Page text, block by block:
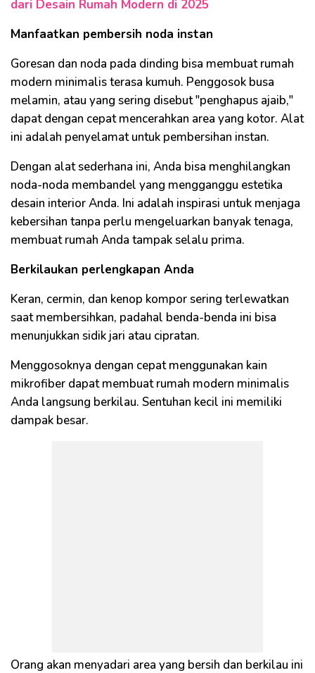
dari Desain Rumah Modern di 2025
Manfaatkan pembersih noda instan
Goresan dan noda pada dinding bisa membuat rumah
modern minimalis terasa kumuh. Penggosok busa
melamin, atau yang sering disebut "penghapus ajaib,"
dapat dengan cepat mencerahkan area yang kotor. Alat
ini adalah penyelamat untuk pembersihan instan.
Dengan alat sederhana ini, Anda bisa menghilangkan
noda-noda membandel yang mengganggu estetika
desain interior Anda. Ini adalah inspirasi untuk menjaga
kebersihan tanpa perlu mengeluarkan banyak tenaga,
membuat rumah Anda tampak selalu prima.
Berkilaukan perlengkapan Anda
Keran, cermin, dan kenop kompor sering terlewatkan
saat membersihkan, padahal benda-benda ini bisa
menunjukkan sidik jari atau cipratan.
Menggosoknya dengan cepat menggunakan kain
mikrofiber dapat membuat rumah modern minimalis
Anda langsung berkilau. Sentuhan kecil ini memiliki
dampak besar.
Orang akan menyadari area yang bersih dan berkilau ini